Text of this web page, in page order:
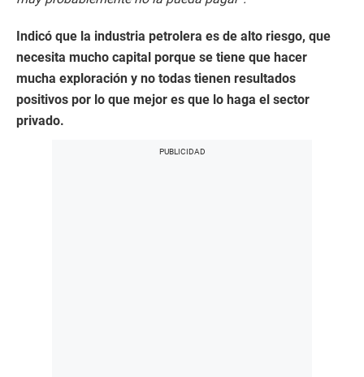
Indicó que la industria petrolera es de alto riesgo, que
necesita mucho capital porque se tiene que hacer
mucha exploración y no todas tienen resultados
positivos por lo que mejor es que lo haga el sector
privado.